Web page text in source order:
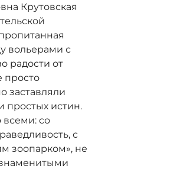
Крутовская
вольерами с
радости от
просто
заставляли
простых истин.
всеми: со
с
зоопарком», не